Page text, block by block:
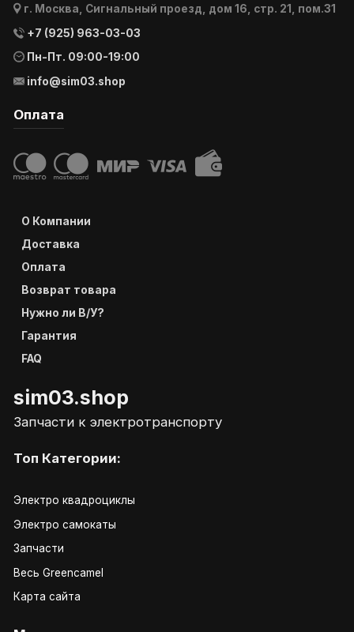
г. Москва, Сигнальный проезд, дом 16, стр. 21, пом.31
+7 (925) 963-03-03
Пн-Пт. 09:00-19:00
info@sim03.shop
Оплата
О Компании
Доставка
Оплата
Возврат товара
Нужно ли В/У?
Гарантия
FAQ
sim03.shop
Запчасти к электротранспорту
Топ Категории:
Электро квадроциклы
Электро самокаты
Запчасти
Весь Greencamel
Карта сайта